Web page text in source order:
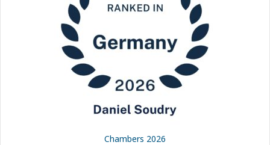
Chambers 2026